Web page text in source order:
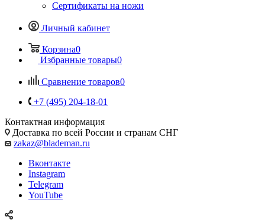
Сертификаты на ножи
Личный кабинет
Корзина0
Избранные товары0
Сравнение товаров0
+7 (495) 204-18-01
Контактная информация
Доставка по всей России и странам СНГ
zakaz@blademan.ru
Вконтакте
Instagram
Telegram
YouTube